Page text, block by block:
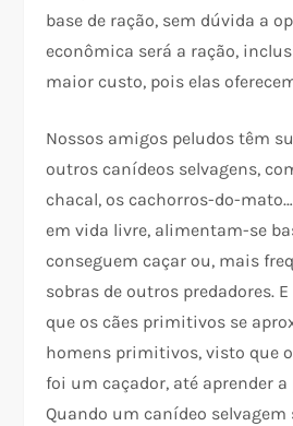
base de ração, sem dúvida a
econômica será a ração,
maior custo, pois elas
Nossos amigos peludos têm
outros canídeos selvagens,
chacal, os cachorros-do-
em vida livre, alimentam-se
conseguem caçar ou, mais
sobras de outros predadores.
que os cães primitivos se
homens primitivos, visto que
foi um caçador, até aprender
Quando um canídeo